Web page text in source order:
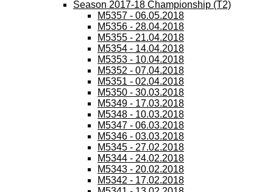
Season 2017-18 Championship (T2)
M5357 - 06.05.2018
M5356 - 28.04.2018
M5355 - 21.04.2018
M5354 - 14.04.2018
M5353 - 10.04.2018
M5352 - 07.04.2018
M5351 - 02.04.2018
M5350 - 30.03.2018
M5349 - 17.03.2018
M5348 - 10.03.2018
M5347 - 06.03.2018
M5346 - 03.03.2018
M5345 - 27.02.2018
M5344 - 24.02.2018
M5343 - 20.02.2018
M5342 - 17.02.2018